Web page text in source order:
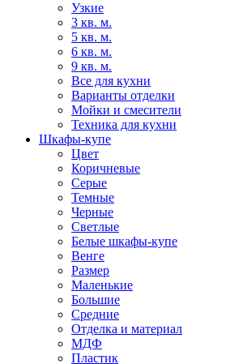
Узкие
3 кв. м.
5 кв. м.
6 кв. м.
9 кв. м.
Все для кухни
Варианты отделки
Мойки и смесители
Техника для кухни
Шкафы-купе
Цвет
Коричневые
Серые
Темные
Черные
Светлые
Белые шкафы-купе
Венге
Размер
Маленькие
Большие
Средние
Отделка и материал
МДФ
Пластик